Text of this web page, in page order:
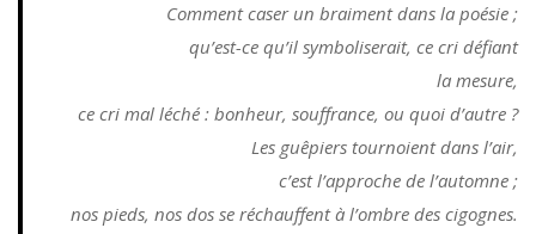
Comment caser un braiment dans la poésie ;
qu’est-ce qu’il symboliserait, ce cri défiant
la mesure,
ce cri mal léché : bonheur, souffrance, ou quoi d’autre ?
Les guêpiers tournoient dans l’air,
c’est l’approche de l’automne ;
nos pieds, nos dos se réchauffent à l’ombre des cigognes.